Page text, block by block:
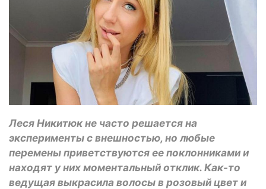
Леся Никитюк не часто решается на
эксперименты с внешностью, но любые
перемены приветствуются ее поклонниками и
находят у них моментальный отклик. Как-то
ведущая выкрасила волосы в розовый цвет и